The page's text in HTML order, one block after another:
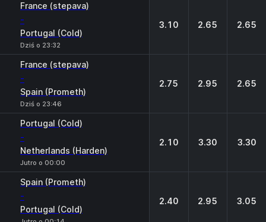
France (stepava)
-
Portugal (Cold)
Dziś o 23:32
3.10 2.65 2.65
France (stepava)
-
Spain (Prometh)
Dziś o 23:46
2.75 2.95 2.65
Portugal (Cold)
-
Netherlands (Harden)
Jutro o 00:00
2.10 3.30 3.30
Spain (Prometh)
-
Portugal (Cold)
2.40 2.95 3.05